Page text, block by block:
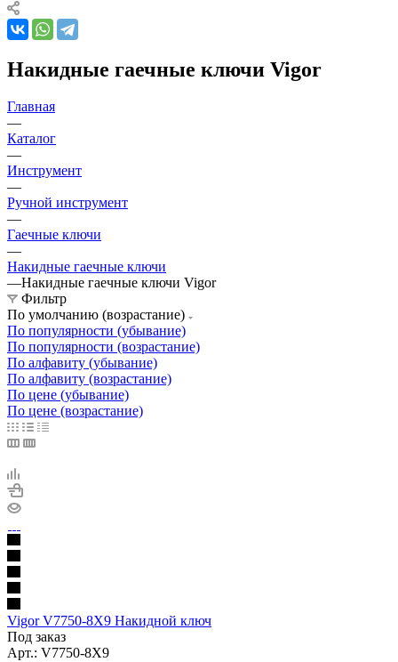
Накидные гаечные ключи Vigor
Главная
—
Каталог
—
Инструмент
—
Ручной инструмент
—
Гаечные ключи
—
Накидные гаечные ключи
—Накидные гаечные ключи Vigor
Фильтр
По умолчанию (возрастание)
По популярности (убывание)
По популярности (возрастание)
По алфавиту (убывание)
По алфавиту (возрастание)
По цене (убывание)
По цене (возрастание)
Vigor V7750-8X9 Накидной ключ
Под заказ
Арт.: V7750-8X9